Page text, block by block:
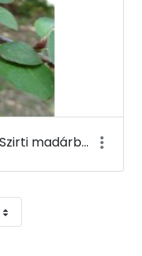
Cotoneaster integerrimus - Szirti madárbirs - Budai Arborétum